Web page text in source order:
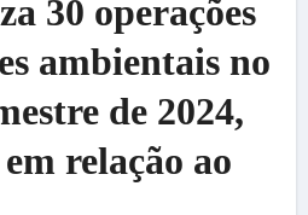
30 operações
ambientais no
de 2024,
relação ao